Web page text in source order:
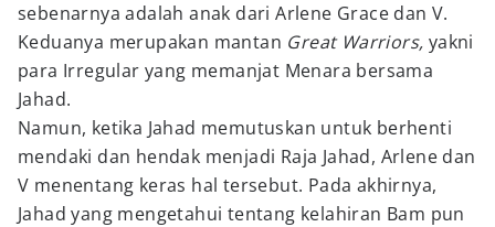
sebenarnya adalah anak dari Arlene Grace dan V.
Keduanya merupakan mantan Great Warriors, yakni
para Irregular yang memanjat Menara bersama
Jahad.
Namun, ketika Jahad memutuskan untuk berhenti
mendaki dan hendak menjadi Raja Jahad, Arlene dan
V menentang keras hal tersebut. Pada akhirnya,
Jahad yang mengetahui tentang kelahiran Bam pun